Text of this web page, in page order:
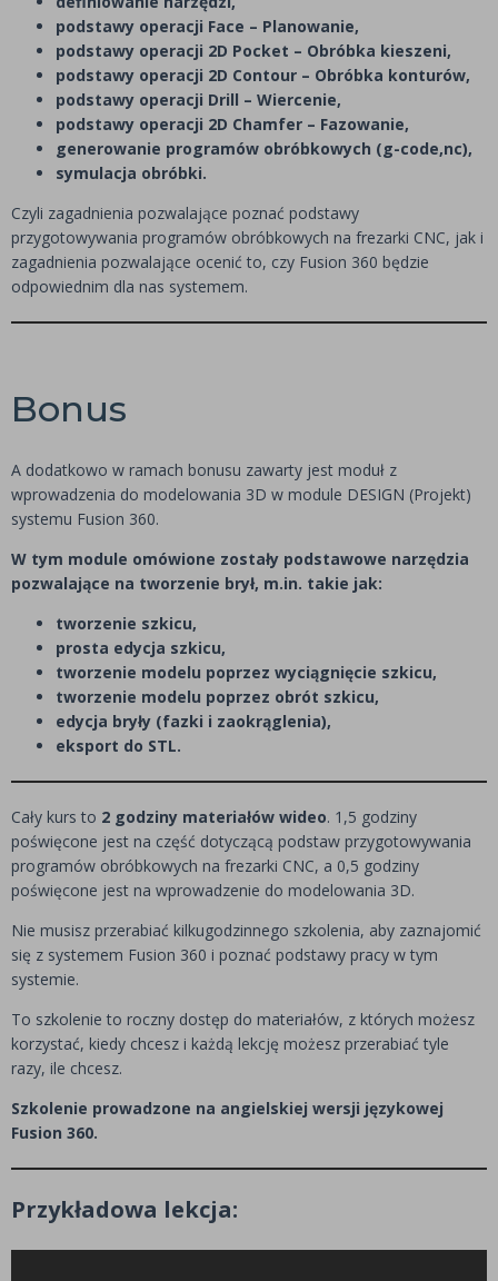
podstawy operacji Face – Planowanie,
podstawy operacji 2D Pocket – Obróbka kieszeni,
podstawy operacji 2D Contour – Obróbka konturów,
podstawy operacji Drill – Wiercenie,
podstawy operacji 2D Chamfer – Fazowanie,
generowanie programów obróbkowych (g-code,nc),
symulacja obróbki.
Czyli zagadnienia pozwalające poznać podstawy
przygotowywania programów obróbkowych na frezarki CNC, jak i
zagadnienia pozwalające ocenić to, czy Fusion 360 będzie
odpowiednim dla nas systemem.
Bonus
A dodatkowo w ramach bonusu zawarty jest moduł z
wprowadzenia do modelowania 3D w module DESIGN (Projekt)
systemu Fusion 360.
W tym module omówione zostały podstawowe narzędzia
pozwalające na tworzenie brył, m.in. takie jak:
tworzenie szkicu,
prosta edycja szkicu,
tworzenie modelu poprzez wyciągnięcie szkicu,
tworzenie modelu poprzez obrót szkicu,
edycja bryły (fazki i zaokrąglenia),
eksport do STL.
Cały kurs to 2 godziny materiałów wideo. 1,5 godziny
poświęcone jest na część dotyczącą podstaw przygotowywania
programów obróbkowych na frezarki CNC, a 0,5 godziny
poświęcone jest na wprowadzenie do modelowania 3D.
Nie musisz przerabiać kilkugodzinnego szkolenia, aby zaznajomić
się z systemem Fusion 360 i poznać podstawy pracy w tym
systemie.
To szkolenie to roczny dostęp do materiałów, z których możesz
korzystać, kiedy chcesz i każdą lekcję możesz przerabiać tyle
razy, ile chcesz.
Szkolenie prowadzone na angielskiej wersji językowej
Fusion 360.
Przykładowa lekcja: